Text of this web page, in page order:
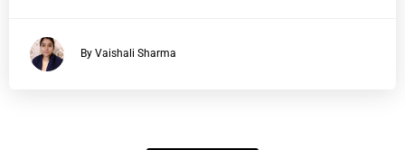
By Vaishali Sharma